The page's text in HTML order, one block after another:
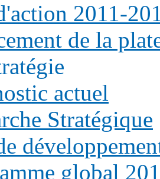
2011-
de la
actuel
Stratégique
global